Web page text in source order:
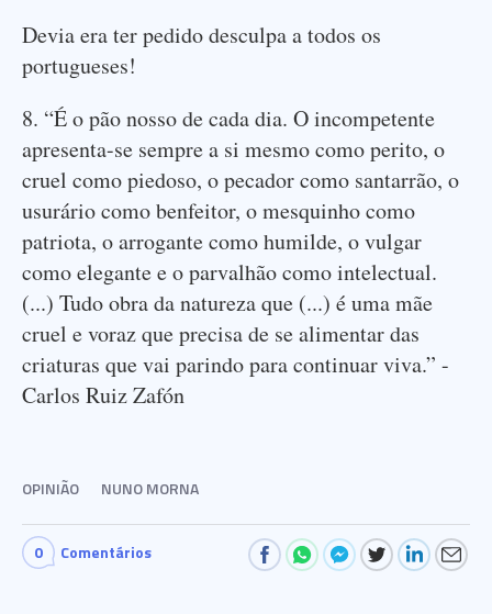
Devia era ter pedido desculpa a todos os
portugueses!
8. “É o pão nosso de cada dia. O incompetente
apresenta-se sempre a si mesmo como perito, o
cruel como piedoso, o pecador como santarrão, o
usurário como benfeitor, o mesquinho como
patriota, o arrogante como humilde, o vulgar
como elegante e o parvalhão como intelectual.
(...) Tudo obra da natureza que (...) é uma mãe
cruel e voraz que precisa de se alimentar das
criaturas que vai parindo para continuar viva.” -
Carlos Ruiz Zafón
OPINIÃO NUNO MORNA
0 Comentários